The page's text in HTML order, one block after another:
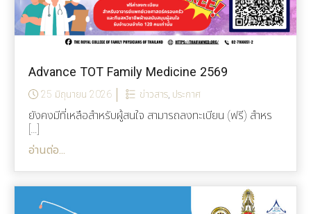
Advance TOT Family Medicine 2569
25 มิถุนายน 2026 ข่าวสาร, ประกาศ
ยังคงมีที่เหลือสำหรับผู้สนใจ สามารถลงทะเบียน (ฟรี) สำหร
[…]
อ่านต่อ...